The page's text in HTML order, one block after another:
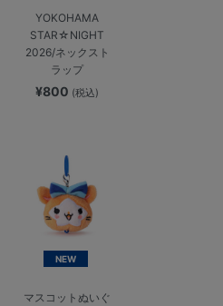
YOKOHAMA
STAR☆NIGHT
2026/ネックスト
ラップ
¥800 (税込)
NEW
マスコットぬいぐ